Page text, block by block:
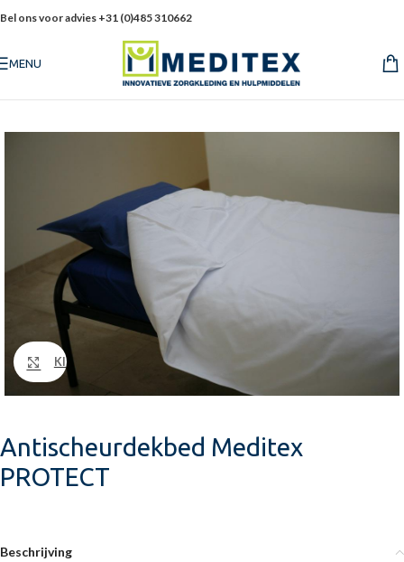
Bel ons voor advies +31 (0)485 310662
MENU
Klik om te vergroten
Antischeurdekbed Meditex
PROTECT
Beschrijving